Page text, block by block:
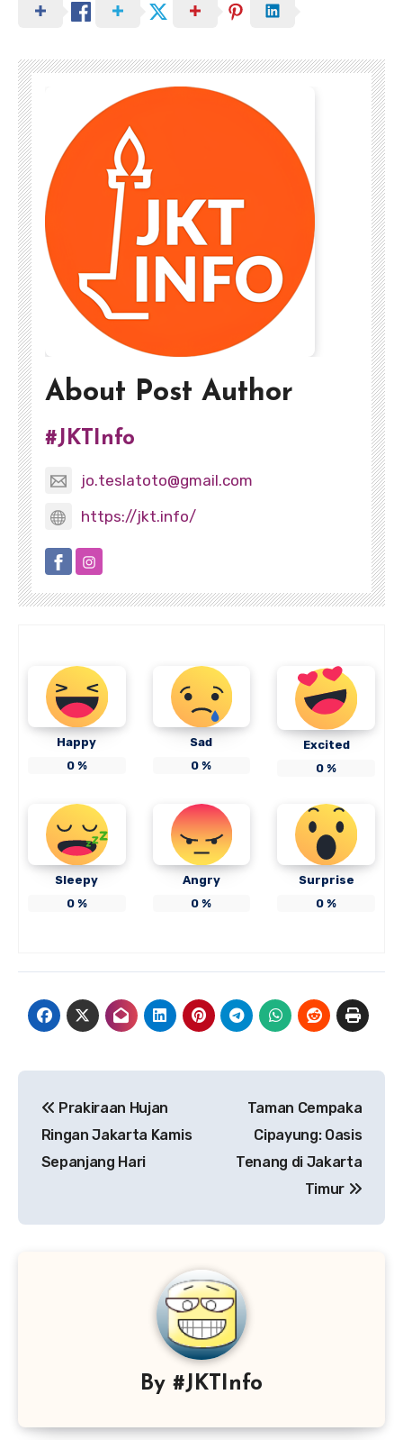
About Post Author
#JKTInfo
jo.teslatoto@gmail.com
https://jkt.info/
Happy
0%
Sad
0 %
Excited
0 %
Sleepy
0%
Angry
0 %
Surprise
0 %
pos
Prakiraan Hujan
Ringan Jakarta Kamis
Sepanjang Hari
Taman Cempaka
Cipayung: Oasis
Tenang di Jakarta
Timur
By #JKTInfo